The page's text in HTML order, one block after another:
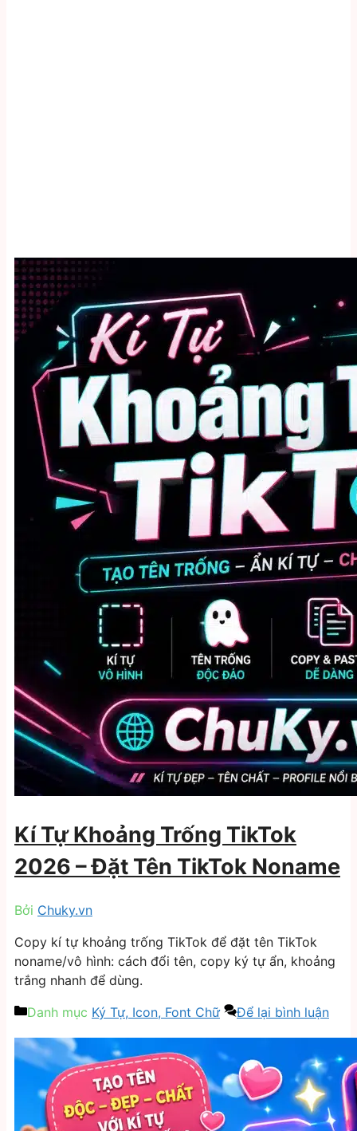
Kí Tự Khoảng Trống TikTok
2026 – Đặt Tên TikTok Noname
Bởi Chuky.vn
Copy kí tự khoảng trống TikTok để đặt tên TikTok
noname/vô hình: cách đổi tên, copy ký tự ẩn, khoảng
trắng nhanh để dùng.
Danh mục Ký Tự, Icon, Font Chữ Để lại bình luận